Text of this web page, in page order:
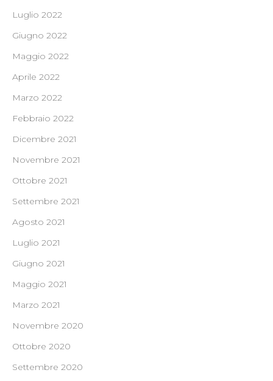
Luglio 2022
Giugno 2022
Maggio 2022
Aprile 2022
Marzo 2022
Febbraio 2022
Dicembre 2021
Novembre 2021
Ottobre 2021
Settembre 2021
Agosto 2021
Luglio 2021
Giugno 2021
Maggio 2021
Marzo 2021
Novembre 2020
Ottobre 2020
Settembre 2020